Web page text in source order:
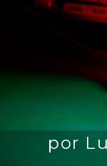
por